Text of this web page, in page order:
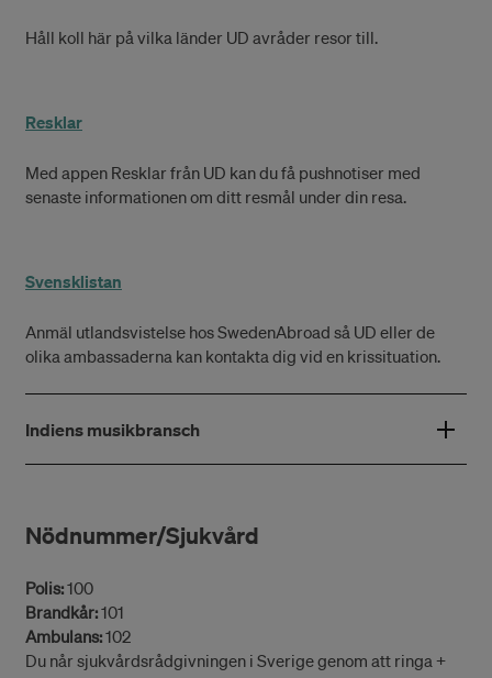
Håll koll här på vilka länder UD avråder resor till.
Resklar
Med appen Resklar från UD kan du få pushnotiser med
senaste informationen om ditt resmål under din resa.
Svensklistan
Anmäl utlandsvistelse hos SwedenAbroad så UD eller de
olika ambassaderna kan kontakta dig vid en krissituation.
Indiens musikbransch
Nödnummer/Sjukvård
Polis:100
Brandkår:101
Ambulans:102
Du når sjukvårdsrådgivningen i Sverige genom att ringa +